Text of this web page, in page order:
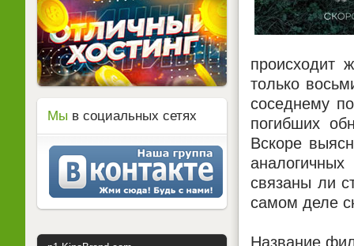
происходит
только
соседнему
погибших
Вскоре
связаны ли
самом деле
Название
Мы в социальных сетях